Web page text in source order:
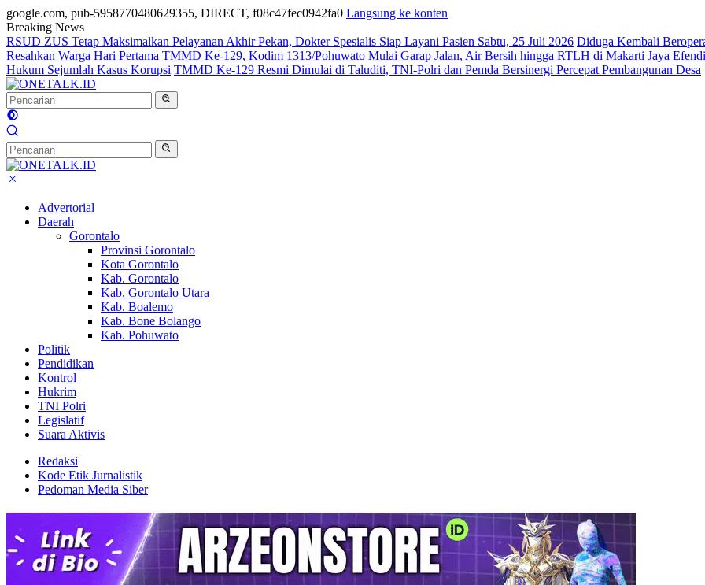
google.com, pub-5958770480629355, DIRECT, f08c47fec0942fa0 Langsung ke konten
Breaking News
RSUD ZUS Tetap Maksimalkan Pelayanan Akhir Pekan, Dokter Spesialis Siap Layani Pasien Sabtu, 25 Juli 2026 Diduga Kembali
Resahkan Warga Hari Pertama TMMD Ke-129, Kodim 1313/Pohuwato Mulai Garap Jalan, Air Bersih hingga RTLH di Makarti Jaya
Hukum Sejumlah Kasus Korupsi TMMD Ke-129 Resmi Dimulai di Taluditi, TNI-Polri dan Pemda Bersinergi Percepat Pembangunan Desa
Advertorial
Daerah
Gorontalo
Provinsi Gorontalo
Kota Gorontalo
Kab. Gorontalo
Kab. Gorontalo Utara
Kab. Boalemo
Kab. Bone Bolango
Kab. Pohuwato
Politik
Pendidikan
Kontrol
Hukrim
TNI Polri
Legislatif
Suara Aktivis
Redaksi
Kode Etik Jurnalistik
Pedoman Media Siber